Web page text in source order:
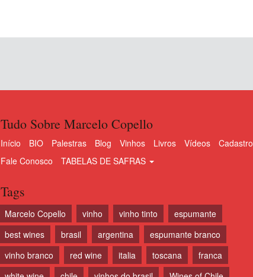
Tudo Sobre Marcelo Copello
Início BIO Palestras Blog Vinhos Livros Vídeos
Cadastro
Fale Conosco
TABELAS DE SAFRAS
Tags
Marcelo Copello vinho vinho tinto
espumante
best wines
brasil argentina
espumante branco
vinho branco
red wine italia toscana
franca